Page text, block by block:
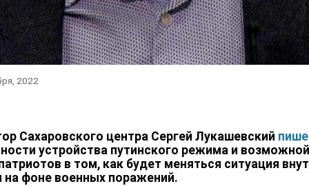
2022
Сахаровского центра Сергей Лукашевский
устройства путинского режима и
в том, как будет меняться ситуация
на фоне военных поражений.